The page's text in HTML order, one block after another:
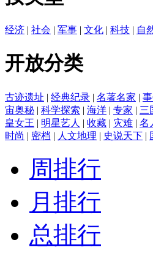
经济 | 社会 | 军事 | 文化 | 科技 | 自
开放分类
古迹遗址 | 经典纪录 | 名著名家 |
宙奥秘 | 科学探索 | 海洋 | 专家 | 三
皇女王 | 明星艺人 | 收藏 | 灾难 | 名
时尚 | 密档 | 人文地理 | 史说天下 |
周排行
月排行
总排行